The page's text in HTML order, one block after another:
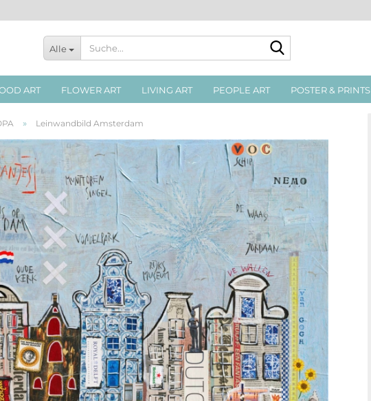
Alle
ART FLOWER ART LIVING ART PEOPLE ART POSTER & PRINTS
» Leinwandbild Amsterdam